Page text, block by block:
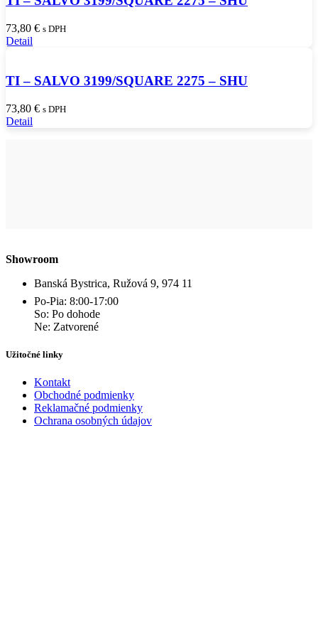
73,80 € s DPH
Detail
TI – SALVO 3199/SQUARE 2275 – SHU
73,80 € s DPH
Detail
Showroom
Banská Bystrica, Ružová 9, 974 11
Po-Pia: 8:00-17:00
So: Po dohode
Ne: Zatvorené
Užitočné linky
Kontakt
Obchodné podmienky
Reklamačné podmienky
Ochrana osobných údajov